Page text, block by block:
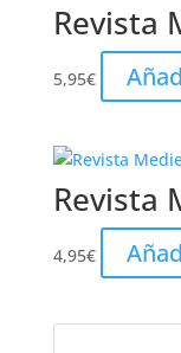
Revista
5,95€
Revista
4,95€